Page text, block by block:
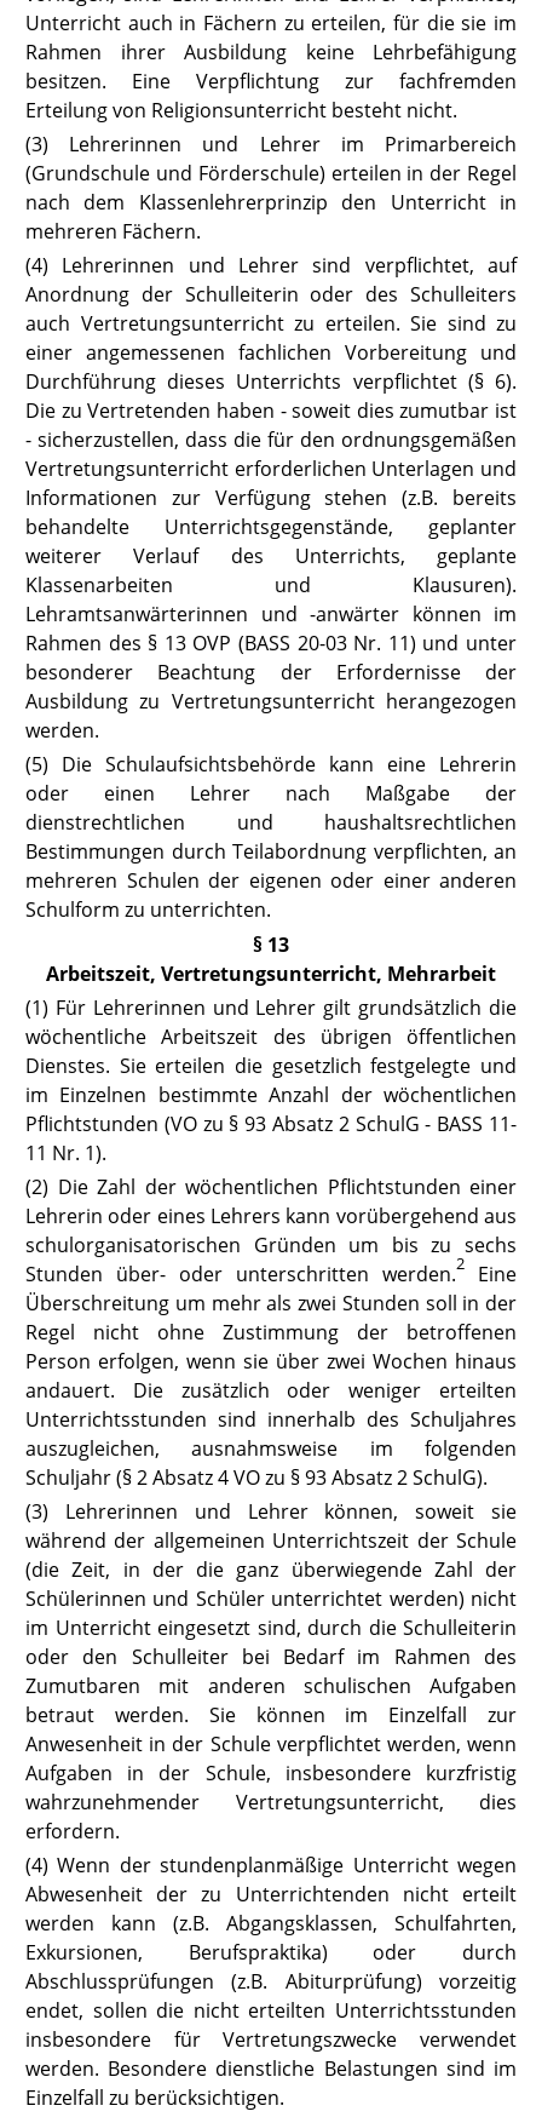
Unterricht auch in Fächern zu erteilen, für die sie im
Rahmen ihrer Ausbildung keine Lehrbefähigung
besitzen. Eine Verpflichtung zur fachfremden
Erteilung von Religionsunterricht besteht nicht.
(3) Lehrerinnen und Lehrer im Primarbereich
(Grundschule und Förderschule) erteilen in der Regel
nach dem Klassenlehrerprinzip den Unterricht in
mehreren Fächern.
(4) Lehrerinnen und Lehrer sind verpflichtet, auf
Anordnung der Schulleiterin oder des Schulleiters
auch Vertretungsunterricht zu erteilen. Sie sind zu
einer angemessenen fachlichen Vorbereitung und
Durchführung dieses Unterrichts verpflichtet (§ 6).
Die zu Vertretenden haben - soweit dies zumutbar ist
- sicherzustellen, dass die für den ordnungsgemäßen
Vertretungsunterricht erforderlichen Unterlagen und
Informationen zur Verfügung stehen (z.B. bereits
behandelte Unterrichtsgegenstände, geplanter
weiterer Verlauf des Unterrichts, geplante
Klassenarbeiten und Klausuren).
Lehramtsanwärterinnen und -anwärter können im
Rahmen des § 13 OVP(BASS 20-03 Nr. 11) und unter
besonderer Beachtung der Erfordernisse der
Ausbildung zu Vertretungsunterricht herangezogen
werden.
(5) Die Schulaufsichtsbehörde kann eine Lehrerin
oder einen Lehrer nach Maßgabe der
dienstrechtlichen und haushaltsrechtlichen
Bestimmungen durch Teilabordnung verpflichten, an
mehreren Schulen der eigenen oder einer anderen
Schulform zu unterrichten.
§ 13
Arbeitszeit, Vertretungsunterricht, Mehrarbeit
(1) Für Lehrerinnen und Lehrer gilt grundsätzlich die
wöchentliche Arbeitszeit des übrigen öffentlichen
Dienstes. Sie erteilen die gesetzlich festgelegte und
im Einzelnen bestimmte Anzahl der wöchentlichen
Pflichtstunden (VO zu § 93 Absatz 2 SchulG - BASS 11-
11 Nr. 1).
(2) Die Zahl der wöchentlichen Pflichtstunden einer
Lehrerin oder eines Lehrers kann vorübergehend aus
schulorganisatorischen Gründen um bis zu sechs
Stunden über- oder unterschritten werden.2
Eine
Überschreitung um mehr als zwei Stunden soll in der
Regel nicht ohne Zustimmung der betroffenen
Person erfolgen, wenn sie über zwei Wochen hinaus
andauert. Die zusätzlich oder weniger erteilten
Unterrichtsstunden sind innerhalb des Schuljahres
auszugleichen, ausnahmsweise im folgenden
Schuljahr (§ 2 Absatz 4 VO zu § 93 Absatz 2 SchulG).
(3) Lehrerinnen und Lehrer können, soweit sie
während der allgemeinen Unterrichtszeit der Schule
(die Zeit, in der die ganz überwiegende Zahl der
Schülerinnen und Schüler unterrichtet werden) nicht
im Unterricht eingesetzt sind, durch die Schulleiterin
oder den Schulleiter bei Bedarf im Rahmen des
Zumutbaren mit anderen schulischen Aufgaben
betraut werden. Sie können im Einzelfall zur
Anwesenheit in der Schule verpflichtet werden, wenn
Aufgaben in der Schule, insbesondere kurzfristig
wahrzunehmender Vertretungsunterricht, dies
erfordern.
(4) Wenn der stundenplanmäßige Unterricht wegen
Abwesenheit der zu Unterrichtenden nicht erteilt
werden kann (z.B. Abgangsklassen, Schulfahrten,
Exkursionen, Berufspraktika) oder durch
Abschlussprüfungen (z.B. Abiturprüfung) vorzeitig
endet, sollen die nicht erteilten Unterrichtsstunden
insbesondere für Vertretungszwecke verwendet
werden. Besondere dienstliche Belastungen sind im
Einzelfall zu berücksichtigen.